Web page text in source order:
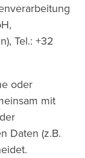
Tel.: +32
oder
mit
Daten (z.B.